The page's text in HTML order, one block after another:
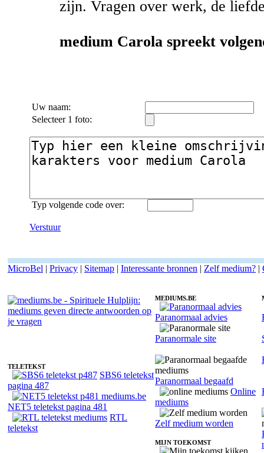
zijn. Vragen over werk, de
medium Carola spreekt
Uw naam:
Selecteer 1 foto:
Typ volgende code over:
Verstuur
MicroBel | Privacy | Sitemap | Interessante bronnen | Zelf medium? |
TELETEKST
SBS6 teletekst
pagina 487
NET5 teletekst pagina 481
RTL
teletekst
MEDIUMS.BE
Paranormaal advies
Paranormale site
Paranormaal begaafd
Online
mediums
Zelf medium worden
MIJN TOEKOMST